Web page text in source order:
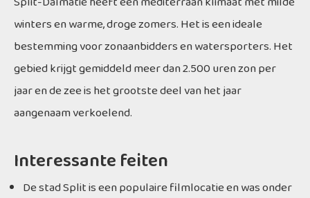
winters en warme, droge zomers. Het is een ideale
bestemming voor zonaanbidders en watersporters. Het
gebied krijgt gemiddeld meer dan 2.500 uren zon per
jaar en de zee is het grootste deel van het jaar
aangenaam verkoelend.
Interessante feiten
De stad Split is een populaire filmlocatie en was onder